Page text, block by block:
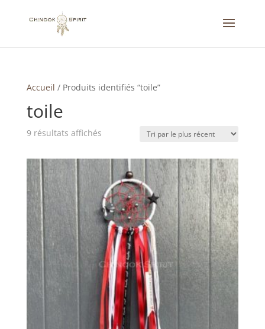
Accueil / Produits identifiés “toile”
toile
9 résultats affichésTrié
plus
récent
au
plus
ancien